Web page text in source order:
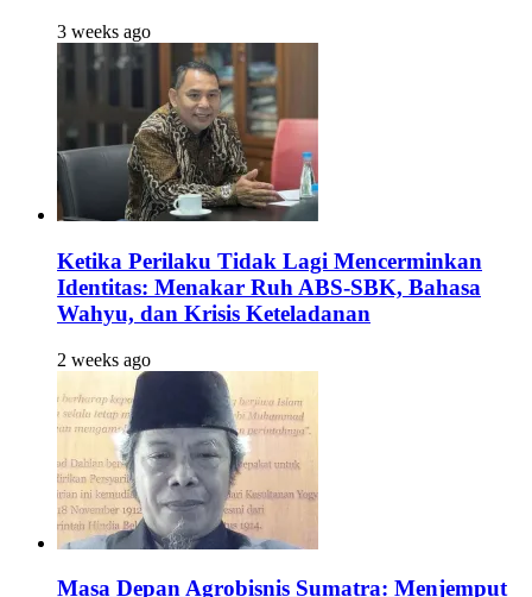
3 weeks ago
Ketika Perilaku Tidak Lagi Mencerminkan
Identitas: Menakar Ruh ABS-SBK, Bahasa
Wahyu, dan Krisis Keteladanan
2 weeks ago
Masa Depan Agrobisnis Sumatra: Menjemput